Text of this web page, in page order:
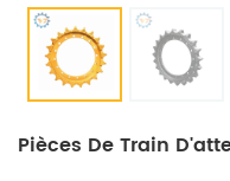
Pièces De Train